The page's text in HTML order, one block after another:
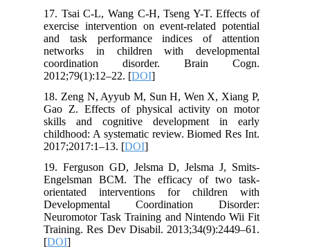
17. Tsai C-L, Wang C-H, Tseng Y-T. Effects of
exercise intervention on event-related potential
and task performance indices of attention
networks in children with developmental
coordination disorder. Brain Cogn.
2012;79(1):12–22. [DOI
18. Zeng N, Ayyub M, Sun H, Wen X, Xiang P,
Gao Z. Effects of physical activity on motor
skills and cognitive development in early
childhood: A systematic review. Biomed Res Int.
2017;2017:1–13. [DOI
19. Ferguson GD, Jelsma D, Jelsma J, Smits-
Engelsman BCM. The efficacy of two task-
orientated interventions for children with
Developmental Coordination Disorder:
Neuromotor Task Training and Nintendo Wii Fit
Training. Res Dev Disabil. 2013;34(9):2449–61.
[DOI